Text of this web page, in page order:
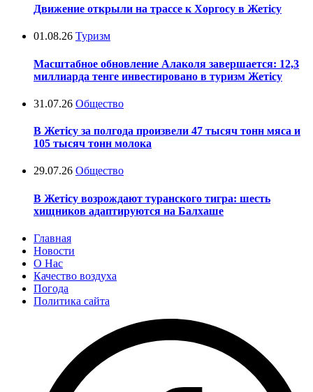
Движение открыли на трассе к Хоргосу в Жетісу
01.08.26 Туризм
Масштабное обновление Алаколя завершается: 12,3
миллиарда тенге инвестировано в туризм Жетісу
31.07.26 Общество
В Жетісу за полгода произвели 47 тысяч тонн мяса и
105 тысяч тонн молока
29.07.26 Общество
В Жетісу возрождают туранского тигра: шесть
хищников адаптируются на Балхаше
Главная
Новости
О Нас
Качество воздуха
Погода
Политика сайта